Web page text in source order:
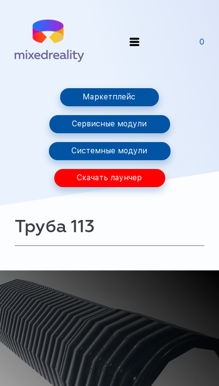
0
Маркетплейс
Сервисные модули
Системные модули
Скачать лаунчер
Труба 113